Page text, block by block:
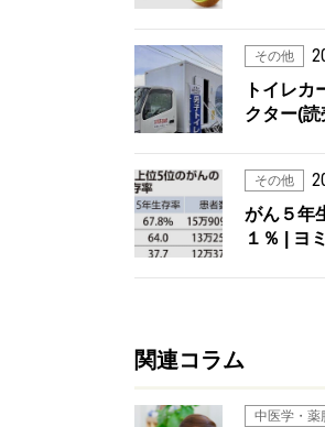
その他
トイレ
クター(
その他
がん５年
１％ | ヨ
関連コラム
中医学・薬